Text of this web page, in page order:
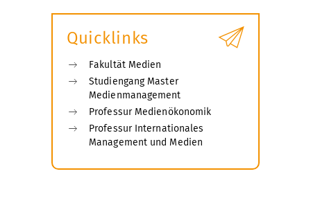
öffnen
Quicklinks
Fakultät Medien
Studiengang Master
Medienmanagement
Professur Medienökonomik
Professur Internationales
Management und Medien